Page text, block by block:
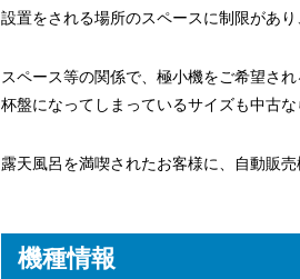
設置をされる場所のスペースに制限があ
スペース等の関係で、極小機をご希望され
杯盤になってしまっているサイズも中古な
露天風呂を満喫されたお客様に、自動販
機種情報